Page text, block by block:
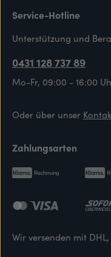
Service-Hotline
Unterstützung und
0431 128 737 89
Mo-Fr, 09:00 - 16:00
Oder über unser
Zahlungsarten
Wir versenden mit DHL,